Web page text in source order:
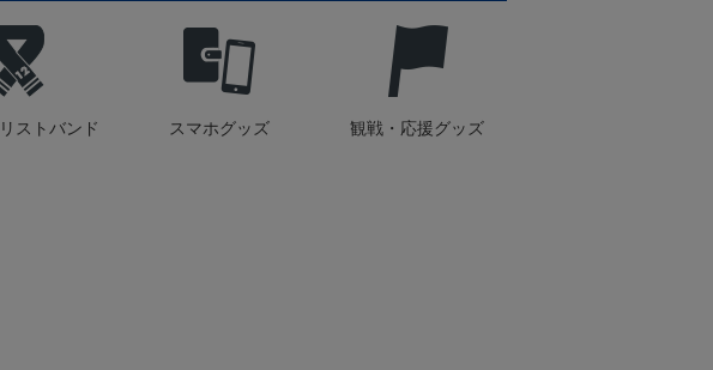
ストバンド スマホグッズ 観戦・応援グッズ